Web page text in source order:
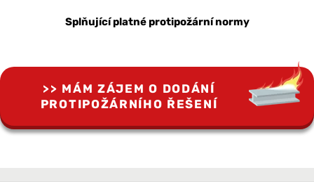
Splňující platné protipožární normy
MÁM ZÁJEM O DODÁNÍ
PROTIPOŽÁRNÍHO ŘEŠENÍ